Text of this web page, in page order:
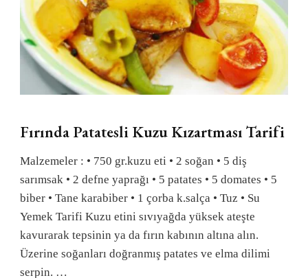
Fırında Patatesli Kuzu Kızartması Tarifi
Malzemeler : • 750 gr.kuzu eti • 2 soğan • 5 diş
sarımsak • 2 defne yaprağı • 5 patates • 5 domates • 5
biber • Tane karabiber • 1 çorba k.salça • Tuz • Su
Yemek Tarifi Kuzu etini sıvıyağda yüksek ateşte
kavurarak tepsinin ya da fırın kabının altına alın.
Üzerine soğanları doğranmış patates ve elma dilimi
serpin. …